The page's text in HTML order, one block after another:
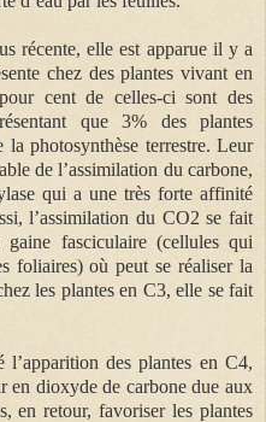
récente, elle est apparue il y a
chez des plantes vivant en
cent de celles-ci sont des
que 3% des plantes
la photosynthèse terrestre. Leur
de l’assimilation du carbone,
qui a une très forte affinité
l’assimilation du CO2 se fait
fasciculaire (cellules qui
foliaires) où peut se réaliser la
les plantes en C3, elle se fait
des plantes en C4,
en dioxyde de carbone due aux
en retour, favoriser les plantes